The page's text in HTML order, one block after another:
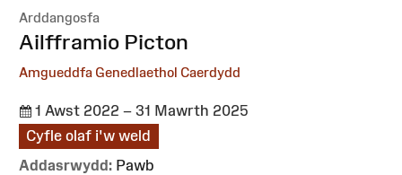
Arddangosfa
:Ailfframio Picton
Amgueddfa Genedlaethol Caerdydd
1 Awst 2022 – 31 Mawrth 2025
Cyfle olaf i'w weld
Addasrwydd: Pawb